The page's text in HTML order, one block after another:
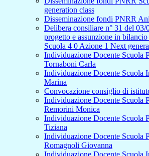
generation class
Disseminazione fondi PNRR
Delibera consiliare n° 31 del
progetto e assunzione in
Scuola 4 0 Azione 1 Next
Individuazione Docente Scuola
Tornaboni Carla
Individuazione Docente Scuola
Marina
Convocazione consiglio di
Individuazione Docente Scuola
Remorini Monica
Individuazione Docente Scuola
Tiziana
Individuazione Docente Scuola
Romagnoli Giovanna